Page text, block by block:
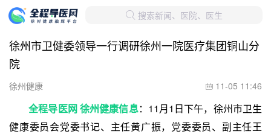
 搜索新闻、医院、医生
徐州市卫健委领导一行调研徐州一院医疗集团铜山分
院
徐州健康  11-05 11:46
全程导医网 徐州健康信息：11月1日下午，徐州市卫生
健康委员会党委书记、主任黄广振，党委委员、副主任王